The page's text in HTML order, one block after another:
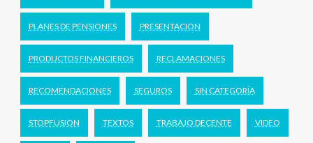
PLANES DE PENSIONES PRESENTACION
PRODUCTOS FINANCIEROS RECLAMACIONES
RECOMENDACIONES SEGUROS SIN CATEGORÍA
STOPFUSION TEXTOS TRABAJO DECENTE VIDEO